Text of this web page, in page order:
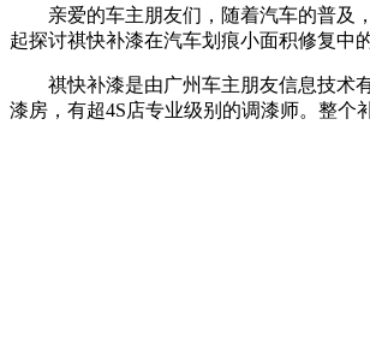
亲爱的车主朋友们，随着汽车的普及
起探讨祺快补漆在汽车划痕小面积修复中
祺快补漆是由广州车主朋友信息技术
漆房，有超4S店专业级别的调漆师。整个